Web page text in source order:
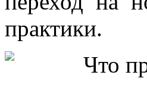
практики.